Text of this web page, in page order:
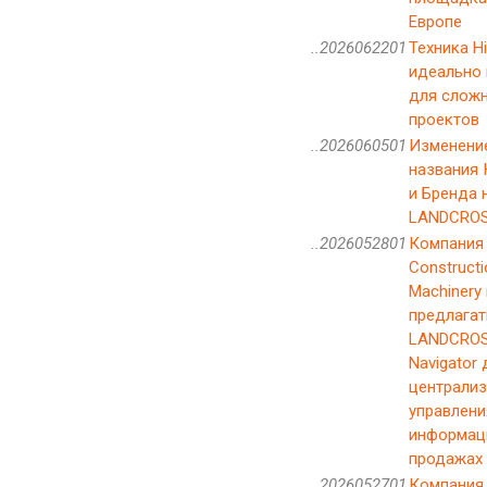
Европе
..2026062201 Техника
идеально
для
проектов
..2026060501
названия
и Бренда
..2026052801 Компания
Machinery
Navigator